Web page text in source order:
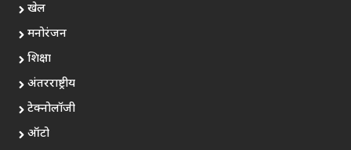
खेल
मनोरंजन
शिक्षा
अंतरराष्ट्रीय
टेक्नोलॉजी
ऑटो